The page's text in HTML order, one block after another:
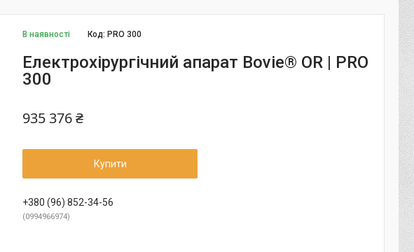
В наявності Код: PRO 300
Електрохірургічний апарат Bovie® OR | PRO
300
935 376 ₴
Купити
+380 (96) 852-34-56
0994966974